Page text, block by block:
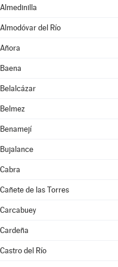
Almedinilla
Almodóvar del Río
Añora
Baena
Belalcázar
Belmez
Benamejí
Bujalance
Cabra
Cañete de las Torres
Carcabuey
Cardeña
Castro del Río